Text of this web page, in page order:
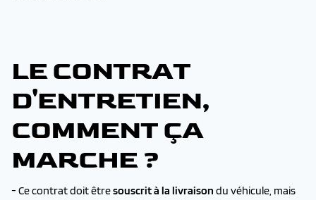
LE CONTRAT
D'ENTRETIEN,
COMMENT ÇA
MARCHE ?
- Ce contrat doit êtresouscrit à la livraison du véhicule, mais